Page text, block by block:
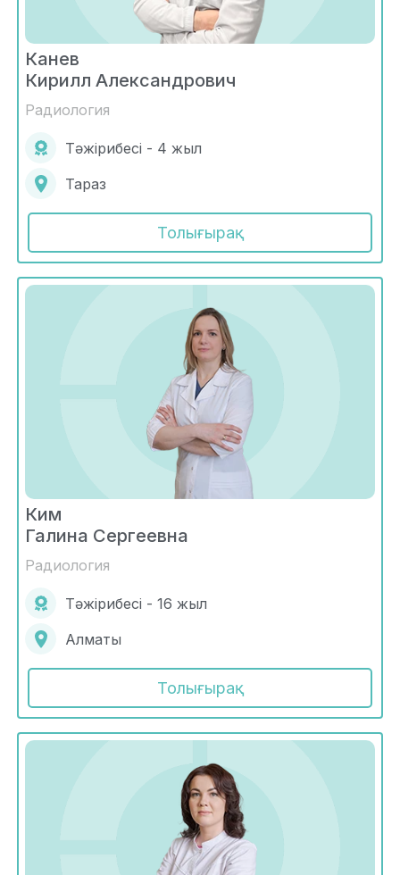
Канев
Кирилл Александрович
Радиология
Тәжірибесі - 4 жыл
Тараз
Толығырақ
Ким
Галина Сергеевна
Радиология
Тәжірибесі - 16 жыл
Алматы
Толығырақ